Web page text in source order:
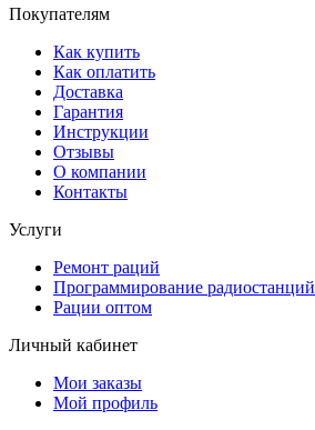
Покупателям
Как купить
Как оплатить
Доставка
Гарантия
Инструкции
Отзывы
О компании
Контакты
Услуги
Ремонт раций
Программирование радиостанций
Рации оптом
Личный кабинет
Мои заказы
Мой профиль